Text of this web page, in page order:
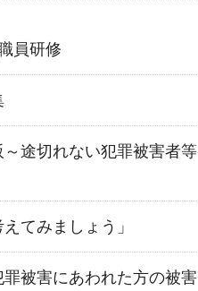
員研修
途切れない犯罪被害者等
てみましょう」
被害にあわれた方の被害